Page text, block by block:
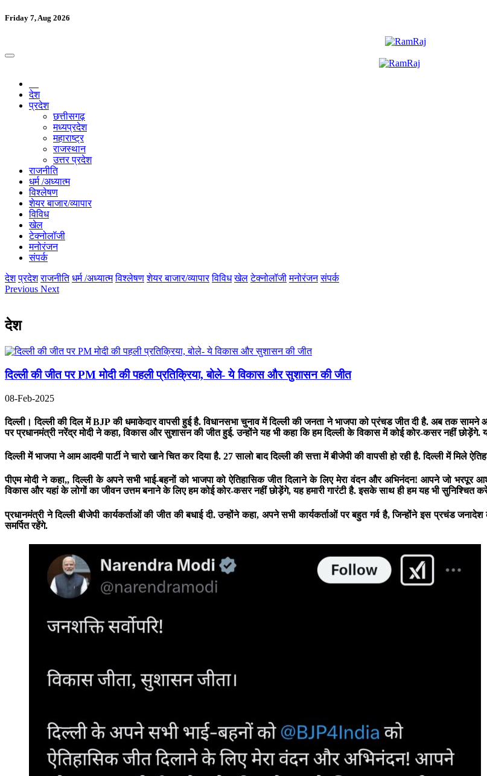
Friday 7, Aug 2026
देश
प्रदेश
छत्तीसगढ़
मध्यप्रदेश
महाराष्ट्र
राजस्थान
उत्तर प्रदेश
राजनीति
धर्म /अध्यात्म
विश्लेषण
शेयर बाजार/व्यापार
विविध
खेल
टेक्नोलॉजी
मनोरंजन
संपर्क
देश प्रदेश राजनीति धर्म /अध्यात्म विश्लेषण शेयर बाजार/व्यापार विविध खेल टेक्नोलॉजी मनोरंजन संपर्क
Previous Next
देश
दिल्ली की जीत पर PM मोदी की पहली प्रतिक्रिया, बोले- ये विकास और सुशासन की जीत
08-Feb-2025
दिल्ली।दिल्ली की दिल में BJP की धमाकेदार वापसी हुई है. विधानसभा चुनाव में दिल्ली की जनता ने भाजपा को प्रंचड जीत दी है. अब तक
पर प्रधानमंत्री नरेंद्र मोदी ने कहा, विकास और सुशासन की जीत हुई. उन्होंने यह भी कहा कि हम दिल्ली के विकास में कोई कोर-कसर नहीं छोड़ेंगे.
दिल्ली में भाजपा ने आम आदमी पार्टी ने चारो खाने चित कर दिया है. 27 सालो बाद दिल्ली की सत्ता में बीजेपी की वापसी हो रही है. दिल्ली में मिले
पीएम मोदी ने कहा,, दिल्ली के अपने सभी भाई-बहनों को भाजपा को ऐतिहासिक जीत दिलाने के लिए मेरा वंदन और अभिनंदन! आपने जो
विकास और यहां के लोगों का जीवन उत्तम बनाने के लिए हम कोई कोर-कसर नहीं छोड़ेंगे, यह हमारी गारंटी है. इसके साथ ही हम यह भी सुनिश्चित
प्रधानमंत्री ने दिल्ली बीजेपी कार्यकर्ताओं की जीत की बधाई दी. उन्होंने कहा, अपने सभी कार्यकर्ताओं पर बहुत गर्व है, जिन्होंने इस प्रचंड
समर्पित रहेंगे.